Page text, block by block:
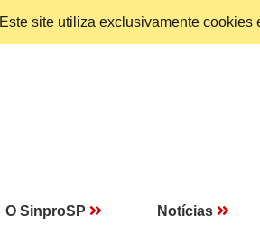
Este site utiliza exclusivamente
O SinproSP Notícias